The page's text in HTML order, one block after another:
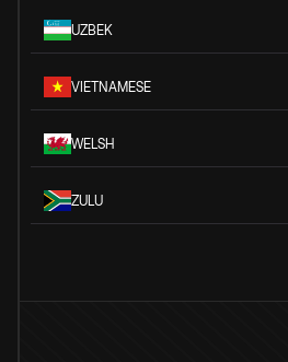
UZBEK
VIETNAMESE
WELSH
ZULU